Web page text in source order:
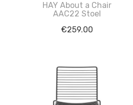
HAY About a Chair
AAC22 Stoel
€259.00